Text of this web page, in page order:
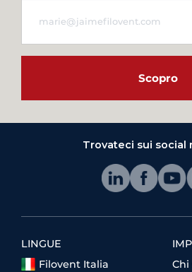
Scopro
Trovateci sui social
LINGUE
Filovent Italia
Chi